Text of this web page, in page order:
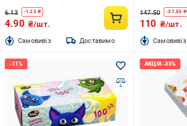
6.13 -1.23₴
4.90 ₴/шт.
Cамовивіз Доставимо
147.50 -37.50 ₴
110 ₴/шт.
Cамовивіз